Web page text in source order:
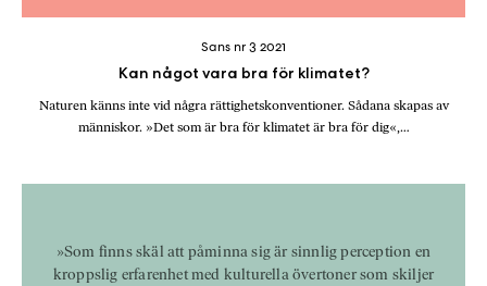
Kan något vara bra för klimatet?
Sans nr 3 2021
Naturen känns inte vid några rättighetskonventioner. Sådana skapas av
människor. »Det som är bra för klimatet är bra för dig«,…
»Som finns skäl att påminna sig är sinnlig perception en
kroppslig erfarenhet med kulturella övertoner som skiljer